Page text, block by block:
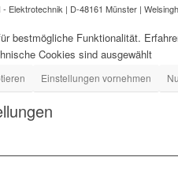
Elektrotechnik | D-48161 Münster |
bestmögliche Funktionalität.
Cookies sind ausgewählt
Einstellungen vornehmen